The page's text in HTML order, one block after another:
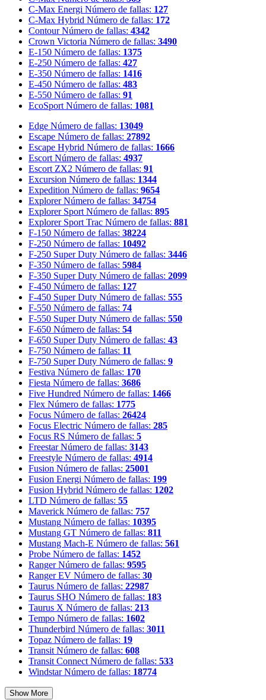
C-Max Energi Número de fallas: 127
C-Max Hybrid Número de fallas: 172
Contour Número de fallas: 4342
Crown Victoria Número de fallas: 3490
E-150 Número de fallas: 1375
E-250 Número de fallas: 427
E-350 Número de fallas: 1416
E-450 Número de fallas: 483
E-550 Número de fallas: 91
EcoSport Número de fallas: 1081
Edge Número de fallas: 13049
Escape Número de fallas: 27892
Escape Hybrid Número de fallas: 1666
Escort Número de fallas: 4937
Escort ZX2 Número de fallas: 91
Excursion Número de fallas: 1344
Expedition Número de fallas: 9654
Explorer Número de fallas: 34754
Explorer Sport Número de fallas: 895
Explorer Sport Trac Número de fallas: 881
F-150 Número de fallas: 38224
F-250 Número de fallas: 10492
F-250 Super Duty Número de fallas: 3446
F-350 Número de fallas: 5984
F-350 Super Duty Número de fallas: 2099
F-450 Número de fallas: 127
F-450 Super Duty Número de fallas: 555
F-550 Número de fallas: 74
F-550 Super Duty Número de fallas: 550
F-650 Número de fallas: 54
F-650 Super Duty Número de fallas: 43
F-750 Número de fallas: 11
F-750 Super Duty Número de fallas: 9
Festiva Número de fallas: 170
Fiesta Número de fallas: 3686
Five Hundred Número de fallas: 1466
Flex Número de fallas: 1775
Focus Número de fallas: 26424
Focus Electric Número de fallas: 285
Focus RS Número de fallas: 5
Freestar Número de fallas: 3143
Freestyle Número de fallas: 4914
Fusion Número de fallas: 25001
Fusion Energi Número de fallas: 199
Fusion Hybrid Número de fallas: 1202
LTD Número de fallas: 55
Maverick Número de fallas: 757
Mustang Número de fallas: 10395
Mustang GT Número de fallas: 811
Mustang Mach-E Número de fallas: 561
Probe Número de fallas: 1452
Ranger Número de fallas: 9595
Ranger EV Número de fallas: 30
Taurus Número de fallas: 22987
Taurus SHO Número de fallas: 183
Taurus X Número de fallas: 213
Tempo Número de fallas: 1602
Thunderbird Número de fallas: 3011
Topaz Número de fallas: 19
Transit Número de fallas: 608
Transit Connect Número de fallas: 533
Windstar Número de fallas: 18774
Show More